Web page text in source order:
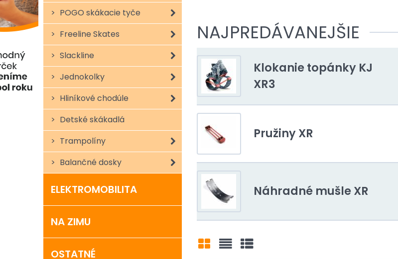
POGO skákacie tyče
Freeline Skates
Slackline
Jednokolky
Hliníkové chodúle
Detské skákadlá
Trampolíny
Balančné dosky
ELEKTROMOBILITA
NA ZIMU
OSTATNÉ
U nás nájdete topánky Kangoo jumps za
Kangoo Jumps sú do 50 kg a pre dospelých až do
Využitie Kangoo Jumps
Cvičenie do fitness centier
Atletický tréning
Rehabilitácia a prevencia zranenia
Zábava pre deti
NAJPREDÁVANEJŠIE
Klokanie topánky KJ
XR3
Pružiny XR
Náhradné mušle XR